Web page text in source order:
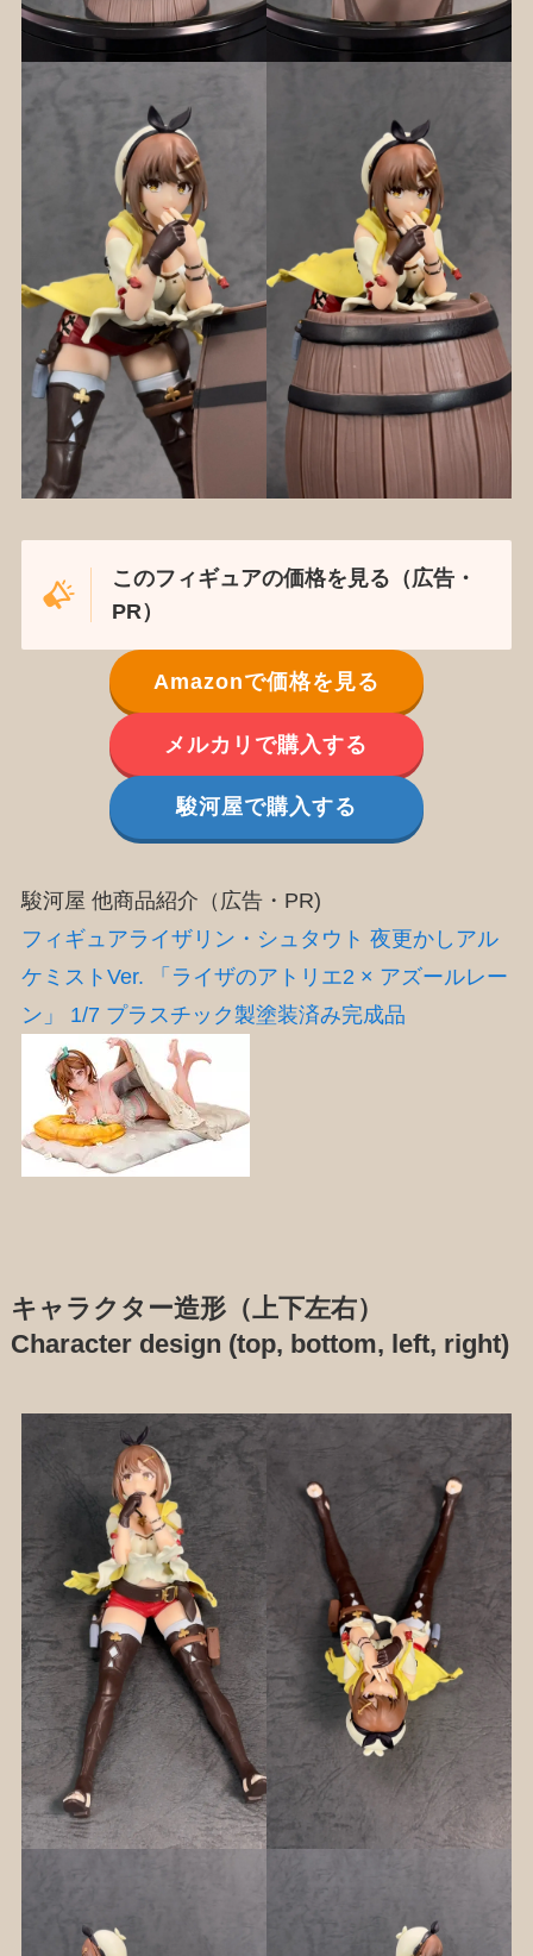
このフィギュアの価格を見る（広告・
PR）
Amazonで価格を見る
メルカリで購入する
駿河屋で購入する
駿河屋 他商品紹介（広告・PR)
フィギュアライザリン・シュタウト 夜更かしアル
ケミストVer. 「ライザのアトリエ2 × アズールレー
ン」 1/7 プラスチック製塗装済み完成品
キャラクター造形（上下左右）
Character design (top, bottom, left, right)